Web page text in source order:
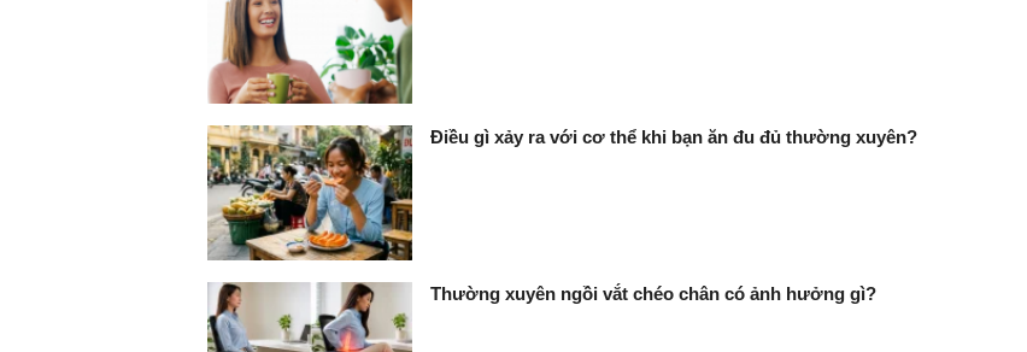
Điều gì xảy ra với cơ thể khi bạn ăn đu đủ thường xuyên?
Thường xuyên ngồi vắt chéo chân có ảnh hưởng gì?